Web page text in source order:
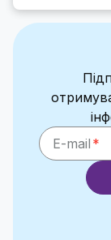
E-mail